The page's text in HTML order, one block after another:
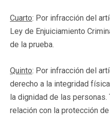
Cuarto: Por infracción del
Ley de Enjuiciamiento
de la prueba.
Quinto: Por infracción del
derecho a la integridad
la dignidad de las
relación con la protección